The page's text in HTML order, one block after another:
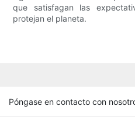
que satisfagan las
protejan el planeta.
Póngase en contacto con